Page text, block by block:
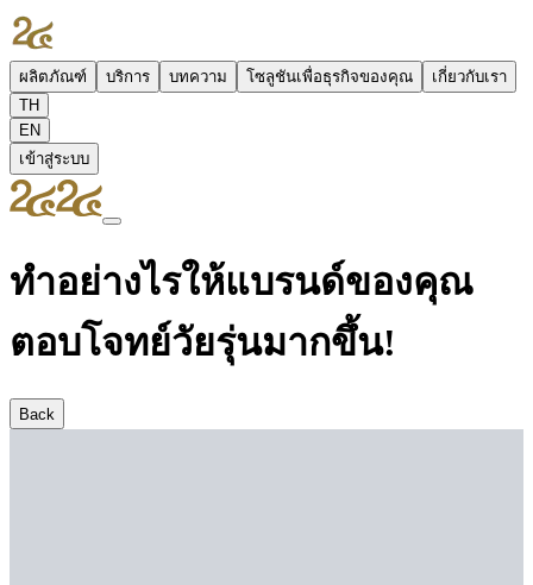
ผลิตภัณฑ์ บริการ บทความ โซลูชันเพื่อธุรกิจของคุณ
เกี่ยวกับเรา
TH
EN
เข้าสู่ระบบ
ทำอย่างไรให้แบรนด์ของคุณ
ตอบโจทย์วัยรุ่นมากขึ้น!
Back